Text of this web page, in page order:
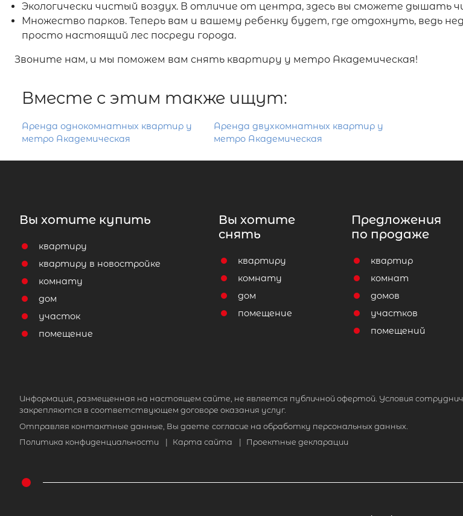
Экологически чистый воздух. В отличие от центра, здесь вы сможете дышать
Множество парков. Теперь вам и вашему ребенку будет, где отдохнуть, ведь
просто настоящий лес посреди города.
Звоните нам, и мы поможем вам снять квартиру у метро Академическая!
Вместе с этим также ищут:
Аренда однокомнатных квартир у
метро Академическая
Аренда двухкомнатных квартир у
метро Академическая
Вы хотите купить
квартиру
квартиру в новостройке
комнату
дом
участок
помещение
Вы хотите
снять
квартиру
комнату
дом
помещение
Предложения
по продаже
квартир
комнат
домов
участков
помещений
Информация, размещенная на настоящем сайте, не является публичной офертой. Условия
закрепляются в соответствующем договоре оказания услуг.
Отправляя контактные данные, Вы даете согласие на обработку персональных данных.
Политика конфиденциальности
Карта сайта Проектные декларации